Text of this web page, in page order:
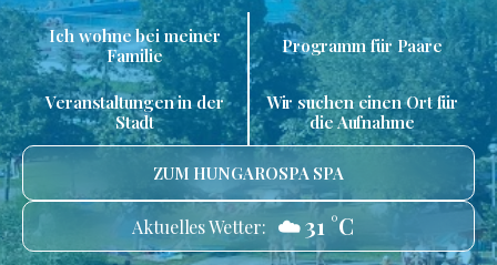
Ich wohne bei meiner
Familie
Programm für Paare
Veranstaltungen in der
Stadt
Wir suchen einen Ort für
die Aufnahme
ZUM HUNGAROSPA SPA
Aktuelles Wetter: ☁️ 31 °C